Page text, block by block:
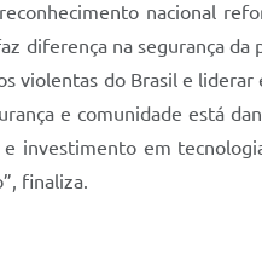
nacional
diferença na segurança
violentas do Brasil e
e comunidade está
e investimento em
finaliza.